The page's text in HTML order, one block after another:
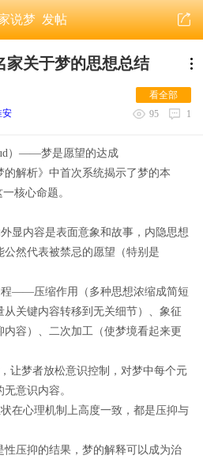
说梦发帖
家关于梦的思想总结
安
看全部
95
1
）——梦是愿望的达成
的解析》中首次系统揭示了梦的本
核心命题。
显内容是表面意象和故事，内隐思想
然代表被禁忌的愿望（特别是
程——压缩作用（多种思想浓缩成简短
从关键内容转移到无关细节）、象征
容）、二次加工（使梦境看起来更
让梦者放松意识控制，对梦中每个元
意识内容。
在心理机制上高度一致，都是压抑与
性压抑的结果，梦的解释可以成为治